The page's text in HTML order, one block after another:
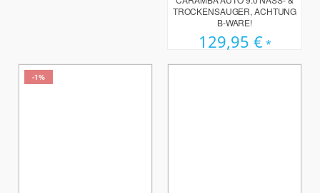
TROCKENSAUGER, ACHTUNG
B-WARE!
129,95 €
-1%